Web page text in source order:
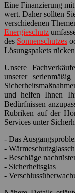
Eine Finanzierung
wert. Daher sollten
verschiedenen
Energieschutz
des Sonnenschutzes
Lösungspakets
Unsere
unserer
und helfen Ihnen
Bedürfnissen
Rubriken auf der
Services unter
- Das
-
- Beschläge
- Sicherheitsglas
-